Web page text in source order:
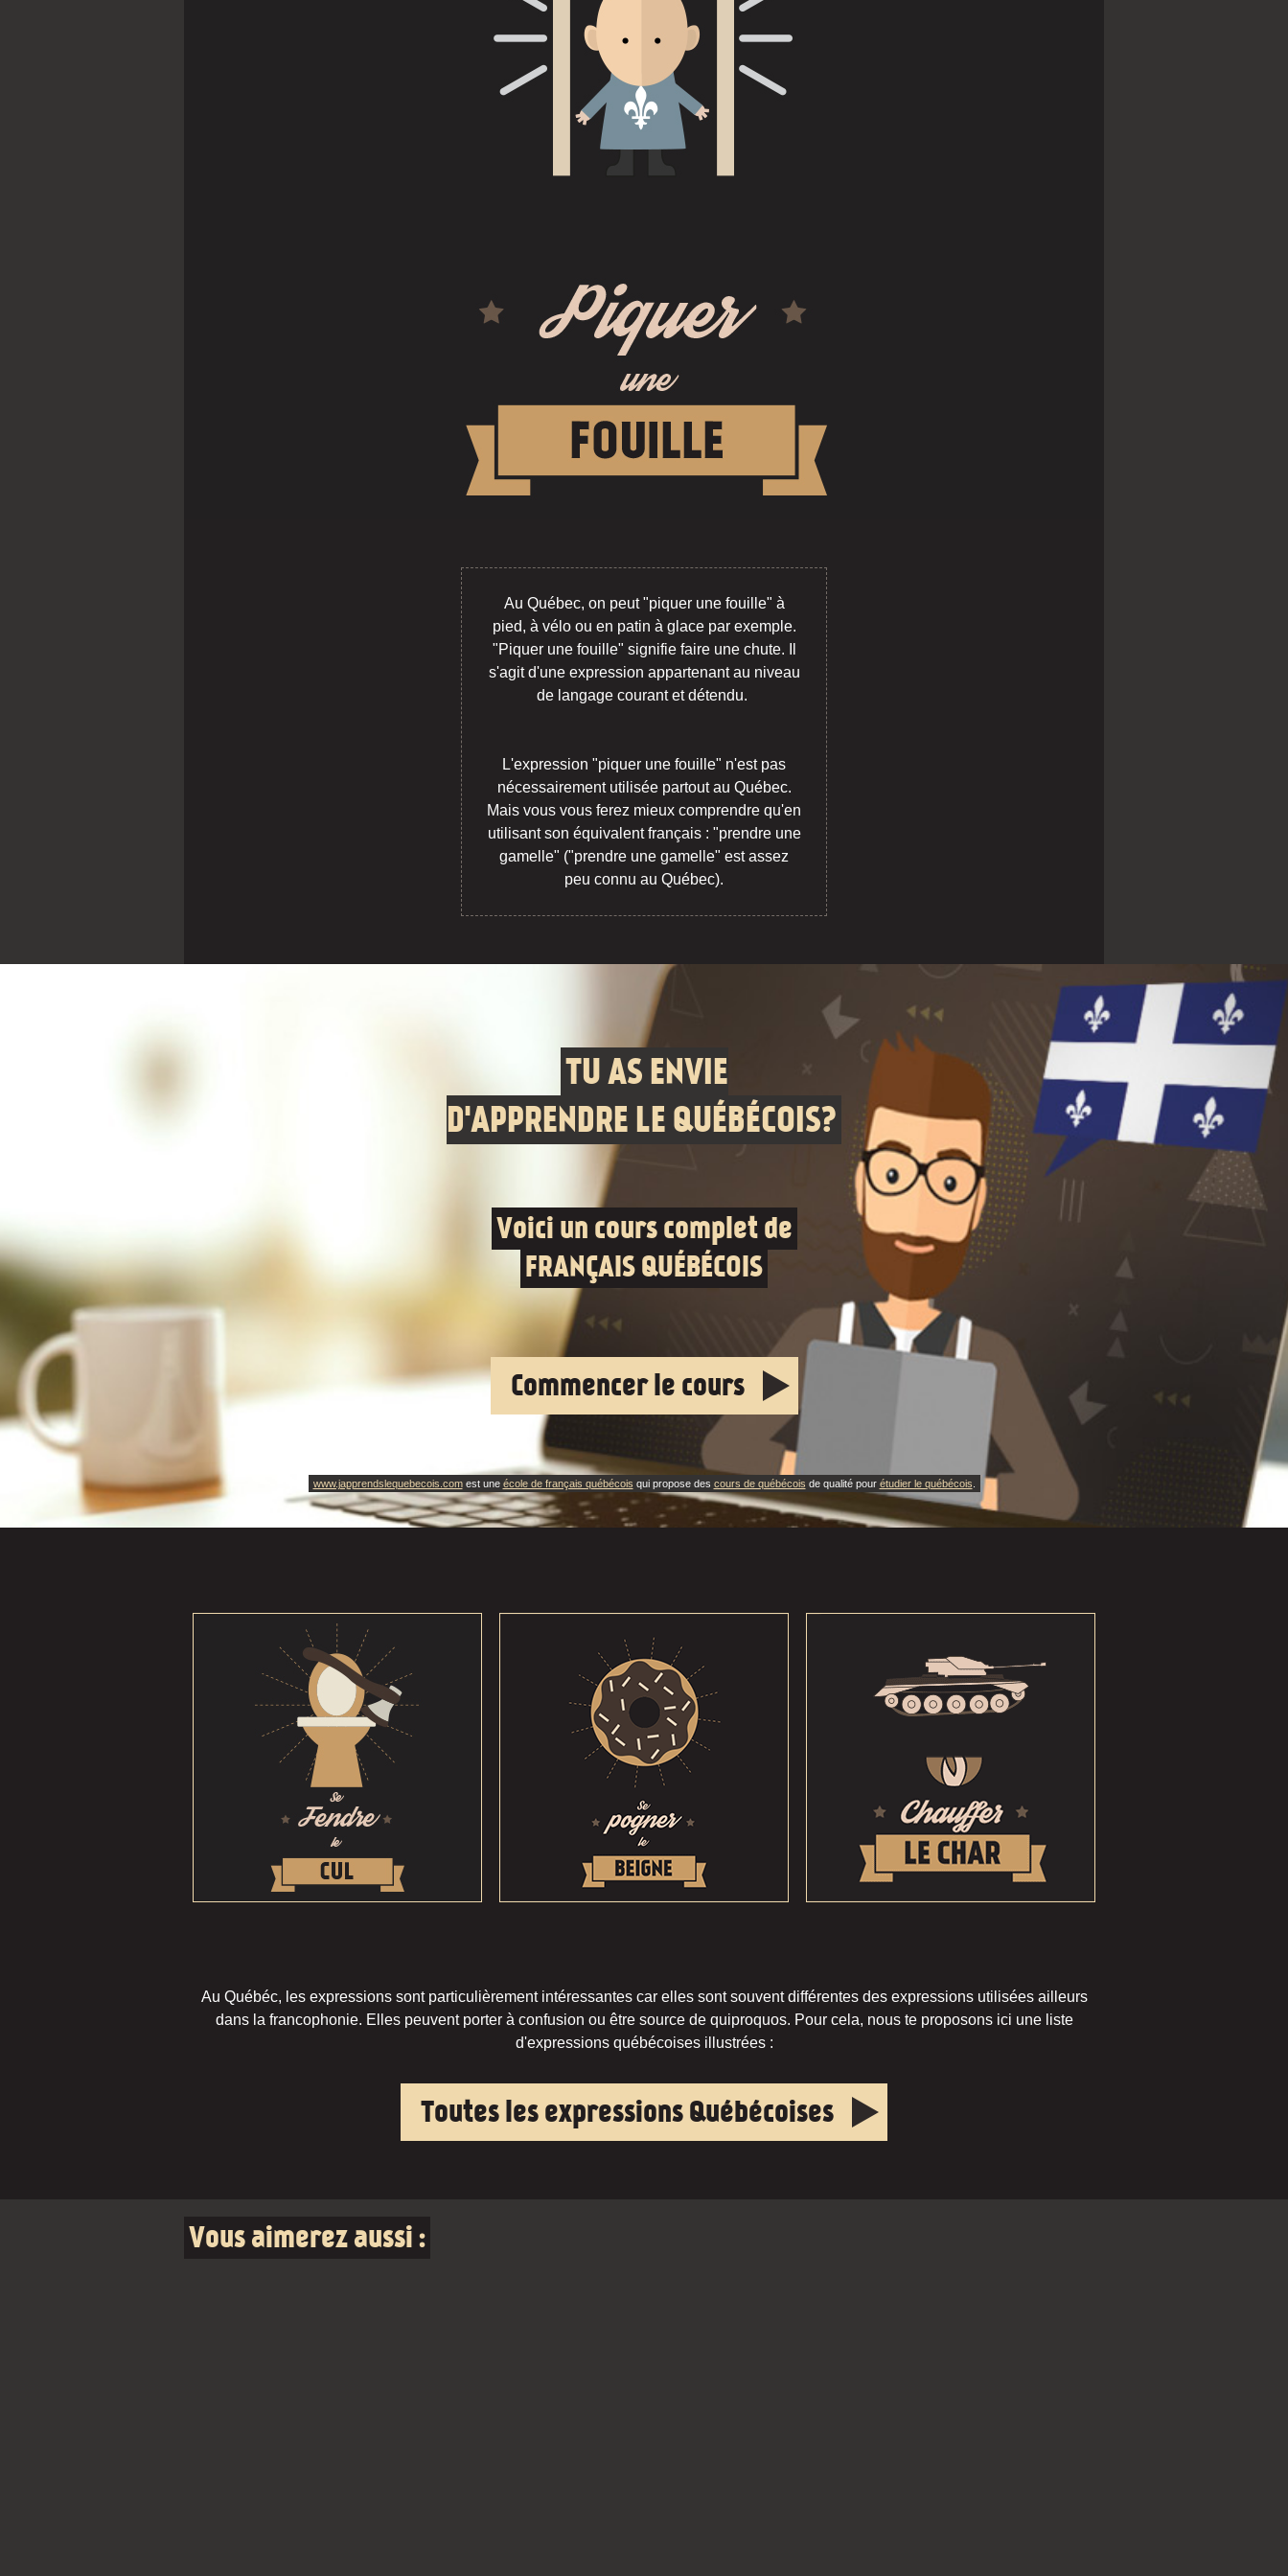
Au Québec, on peut "piquer une fouille" à
pied, à vélo ou en patin à glace par exemple.
"Piquer une fouille" signifie faire une chute. Il
s'agit d'une expression appartenant au niveau
de langage courant et détendu.
L'expression "piquer une fouille" n'est pas
nécessairement utilisée partout au Québec.
Mais vous vous ferez mieux comprendre qu'en
utilisant son équivalent français : "prendre une
gamelle" ("prendre une gamelle" est assez
peu connu au Québec).
TU AS ENVIE
D'APPRENDRE LE QUÉBÉCOIS?
Voici un cours complet de
FRANÇAIS QUÉBÉCOIS
Commencer le cours
www.japprendslequebecois.comest une école de français québécois qui propose des cours de québécois de qualité pour étudier le québécois
Au Québéc, les expressions sont particulièrement intéressantes car elles sont souvent différentes des expressions utilisées ailleurs
dans la francophonie. Elles peuvent porter à confusion ou être source de quiproquos. Pour cela, nous te proposons ici une liste
d'expressions québécoises illustrées :
Toutes les expressions Québécoises
Vous aimerez aussi :